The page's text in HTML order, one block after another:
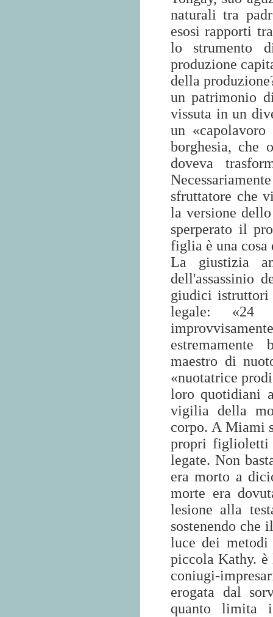
naturali tra
esosi rapporti
lo strumento
produzione
della
un patrimonio
vissuta in un
un
borghesia, che
doveva
sfruttatore che
la versione
sperperato il
figlia è una
La giustizia
dell'assassinio
giudici istruttori
legale: «24
maestro di
«nuotatrice
loro quotidiani
vigilia della
corpo. A Miami
propri figlioletti
legate. Non
era morto a
morte era
lesione alla
sostenendo che
luce dei metodi
piccola Kathy.
coniugi-
erogata dal
quanto limita